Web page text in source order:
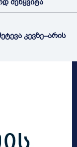
შეწყვიტა
კევზე–არის